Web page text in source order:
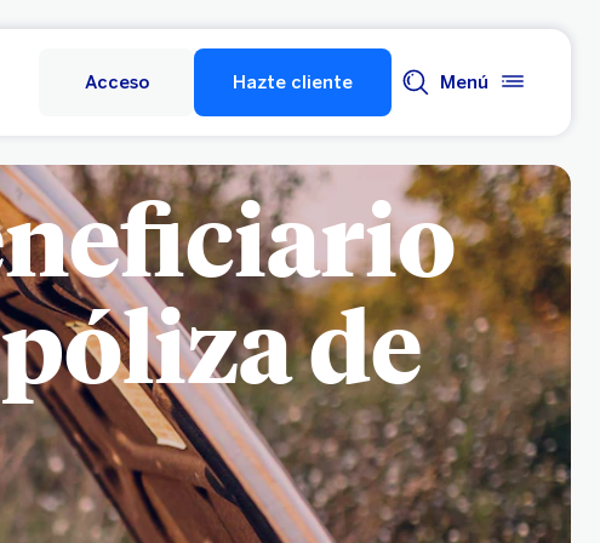
Acceso Hazte cliente Menú
de